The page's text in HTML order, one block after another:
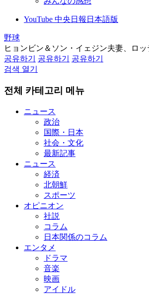
YouTube 中央日報日本語版
野球
ヒョンビン＆ソン・イェジン夫妻、ロ
공유하기
공유하기
공유하기
검색 열기
전체 카테고리 메뉴
ニュース
政治
国際・日本
社会・文化
最新記事
ニュース
経済
北朝鮮
スポーツ
オピニオン
社説
コラム
日本関係のコラム
エンタメ
ドラマ
音楽
映画
アイドル